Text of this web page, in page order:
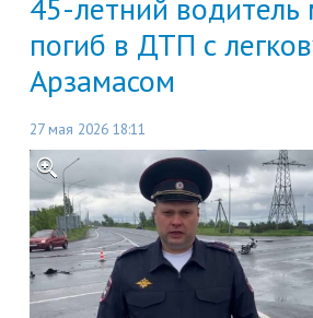
45-летний водитель
погиб в ДТП с
Арзамасом
27 мая 2026 18:11